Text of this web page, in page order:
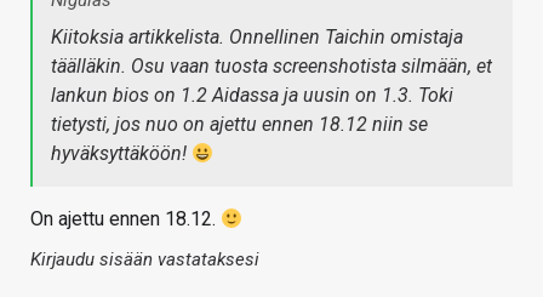
Kiitoksia artikkelista. Onnellinen Taichin omistaja
täälläkin. Osu vaan tuosta screenshotista silmään, et
lankun bios on 1.2 Aidassa ja uusin on 1.3. Toki
tietysti, jos nuo on ajettu ennen 18.12 niin se
hyväksyttäköön!
On ajettu ennen 18.12.
Kirjaudu sisään vastataksesi